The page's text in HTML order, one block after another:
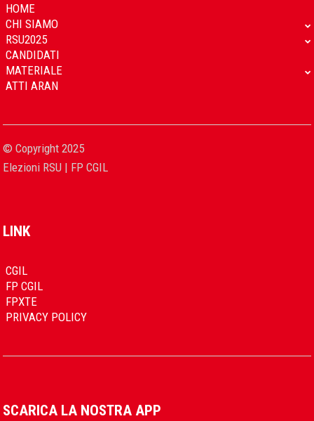
HOME
CHI SIAMO
RSU2025
CANDIDATI
MATERIALE
ATTI ARAN
© Copyright 2025
Elezioni RSU | FP CGIL
LINK
CGIL
FP CGIL
FPXTE
PRIVACY POLICY
SCARICA LA NOSTRA APP